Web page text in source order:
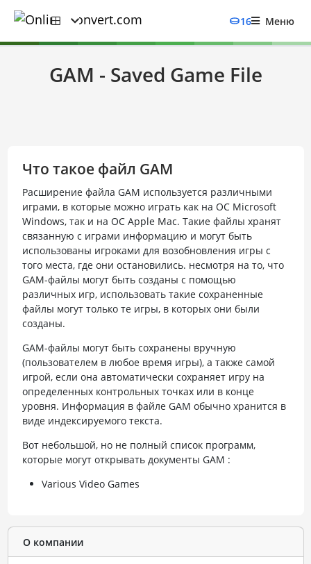
16 Меню
GAM - Saved Game File
Что такое файл GAM
Расширение файла GAM используется различными
играми, в которые можно играть как на ОС Microsoft
Windows, так и на ОС Apple Mac. Такие файлы хранят
связанную с играми информацию и могут быть
использованы игроками для возобновления игры с
того места, где они остановились. несмотря на то, что
GAM-файлы могут быть созданы с помощью
различных игр, использовать такие сохраненные
файлы могут только те игры, в которых они были
созданы.
GAM-файлы могут быть сохранены вручную
(пользователем в любое время игры), а также самой
игрой, если она автоматически сохраняет игру на
определенных контрольных точках или в конце
уровня. Информация в файле GAM обычно хранится в
виде индексируемого текста.
Вот небольшой, но не полный список программ,
которые могут открывать документы GAM :
Various Video Games
О компании